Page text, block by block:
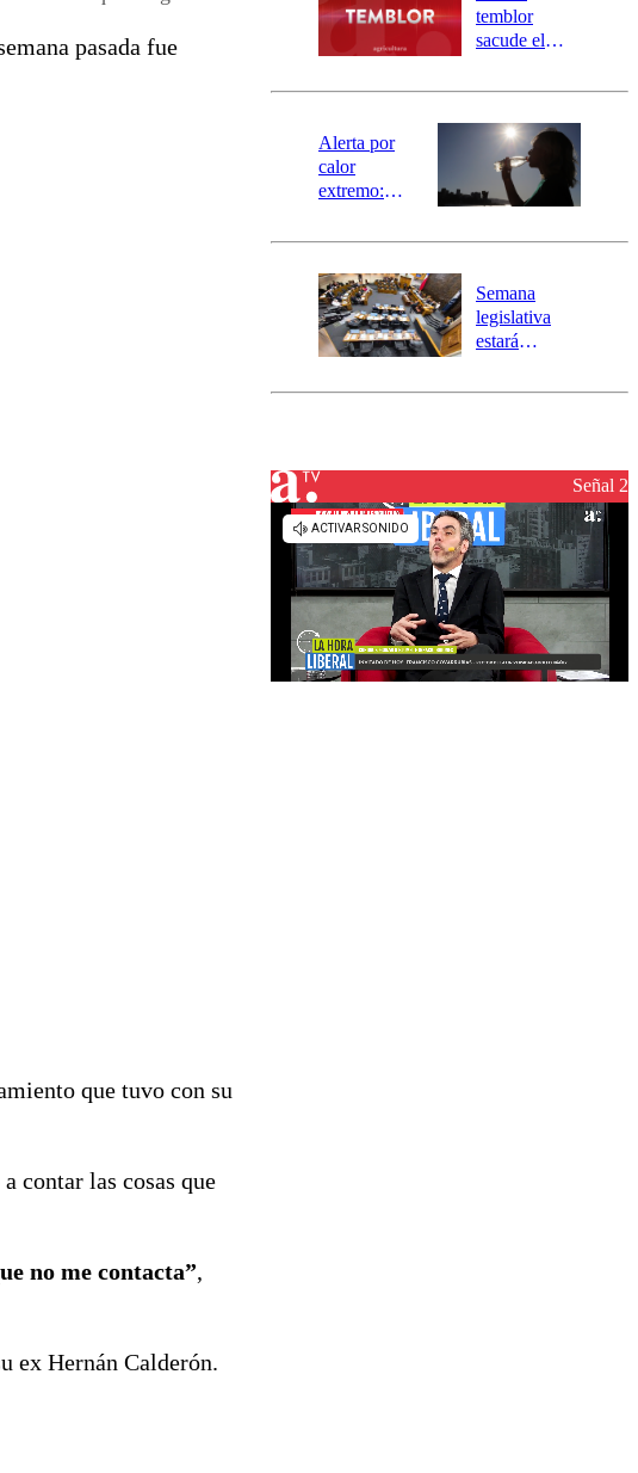
pasada fue
que tuvo con su
contar las cosas que
no me contacta”,
ex Hernán Calderón.
activa
mensajería
SAE
temblor
sacude el
revisa la
epicentro
Alerta por
calor
extremo:
activa Alerta
Preventiva en
tres comunas
Semana
legislativa
estará
el fin de la
reconstrucciónSeñal 2